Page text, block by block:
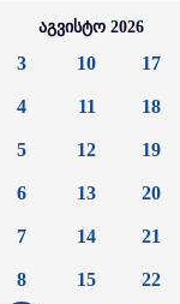
აგვისტო 2026
3
4
5
6
7
8
10
11
12
13
14
15
17
18
19
20
21
22